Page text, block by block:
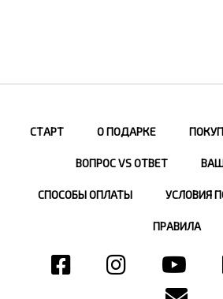
СТАРТ О ПОДАРКЕ
ВОПРОС VS ОТВЕТ
СПОСОБЫ ОПЛАТЫ УСЛОВИЯ
ПРАВИЛА